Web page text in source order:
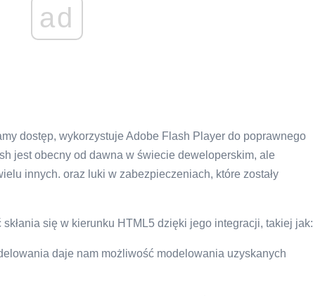
ad
dostęp, wykorzystuje Adobe Flash Player do poprawnego
jest obecny od dawna w świecie deweloperskim, ale
innych. oraz luki w zabezpieczeniach, które zostały
się w kierunku HTML5 dzięki jego integracji, takiej jak:
daje nam możliwość modelowania uzyskanych